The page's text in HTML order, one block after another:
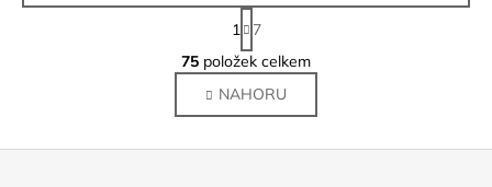
O
v
l
á
d
S
t
r
á
n
k
1
7
75 položek celkem
NAHORU